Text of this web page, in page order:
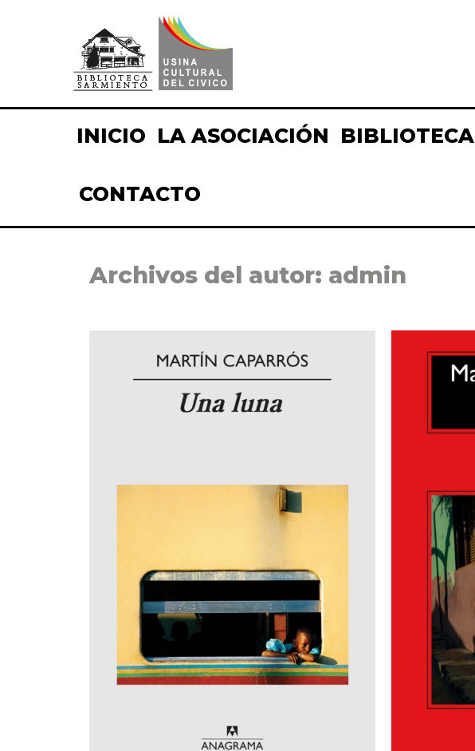
INICIO LA ASOCIACIÓN BIBLIOTECA
CONTACTO
Archivos del autor: admin